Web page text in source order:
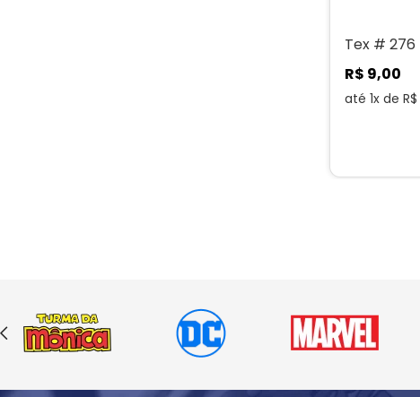
Tex # 276
R$ 9,00
até 1x de R$